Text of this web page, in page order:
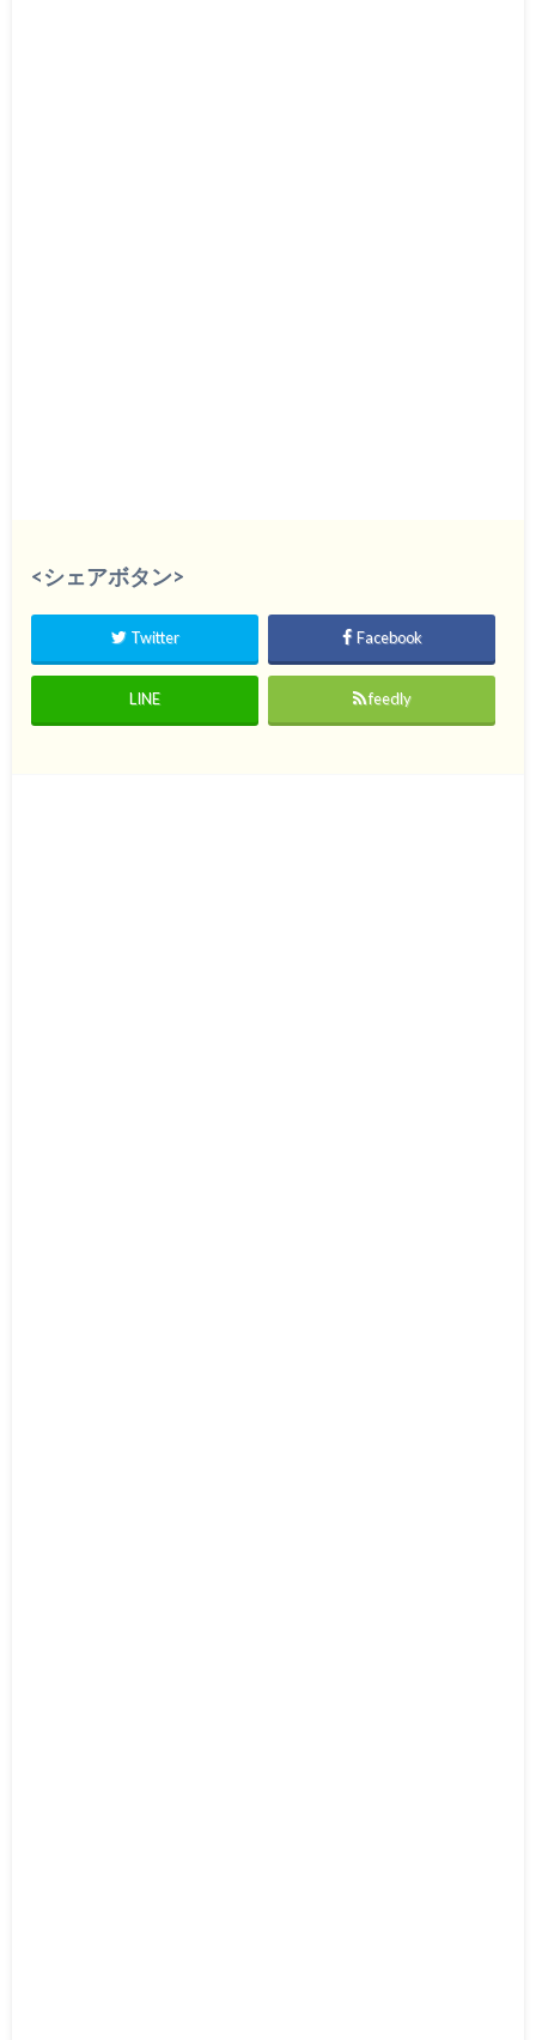
<シェアボタン>
Twitter Facebook
LINE feedly